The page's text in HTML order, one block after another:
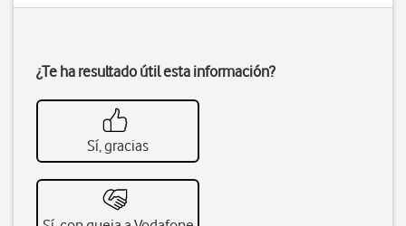
¿Te ha resultado útil esta información?
Sí, gracias